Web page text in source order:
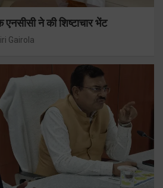
ने की शिष्टाचार भेंट
Gairola